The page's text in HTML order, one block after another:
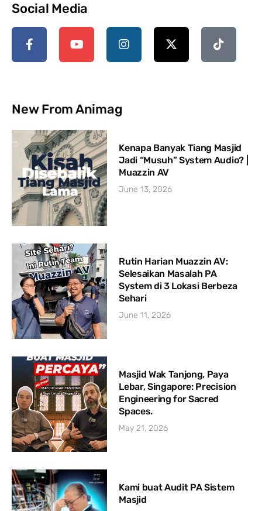
Social Media
New From Animag
Kenapa Banyak Tiang Masjid
Jadi “Musuh” System Audio? |
Muazzin AV
June 13, 2026
Rutin Harian Muazzin AV:
Selesaikan Masalah PA
System di 3 Lokasi Berbeza
Sehari
June 11, 2026
Masjid Wak Tanjong, Paya
Lebar, Singapore: Precision
Engineering for Sacred
Spaces.
May 21, 2026
Kami buat Audit PA Sistem
Masjid